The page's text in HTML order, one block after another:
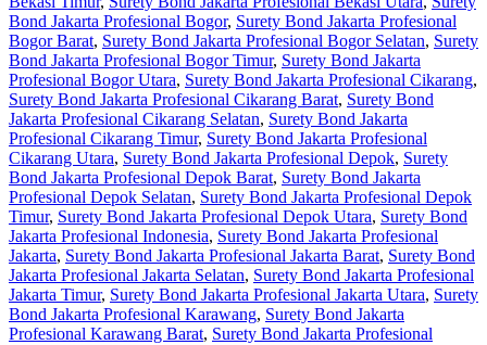
Bond Jakarta Profesional Bogor, Surety Bond Jakarta Profesional
Bogor Barat, Surety Bond Jakarta Profesional Bogor Selatan, Surety
Bond Jakarta Profesional Bogor Timur, Surety Bond Jakarta
Profesional Bogor Utara, Surety Bond Jakarta Profesional Cikarang,
Surety Bond Jakarta Profesional Cikarang Barat, Surety Bond
Jakarta Profesional Cikarang Selatan, Surety Bond Jakarta
Profesional Cikarang Timur, Surety Bond Jakarta Profesional
Cikarang Utara, Surety Bond Jakarta Profesional Depok, Surety
Bond Jakarta Profesional Depok Barat, Surety Bond Jakarta
Profesional Depok Selatan, Surety Bond Jakarta Profesional Depok
Timur, Surety Bond Jakarta Profesional Depok Utara, Surety Bond
Jakarta Profesional Indonesia, Surety Bond Jakarta Profesional
Jakarta, Surety Bond Jakarta Profesional Jakarta Barat, Surety Bond
Jakarta Profesional Jakarta Selatan, Surety Bond Jakarta Profesional
Jakarta Timur, Surety Bond Jakarta Profesional Jakarta Utara, Surety
Bond Jakarta Profesional Karawang, Surety Bond Jakarta
Profesional Karawang Barat, Surety Bond Jakarta Profesional